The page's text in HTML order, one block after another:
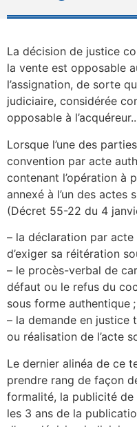
La décision de justice
la vente est opposable
l’assignation, de sorte
judiciaire, considérée
opposable à l’acquéreur..
Lorsque l’une des
convention par acte
contenant l’opération à
annexé à l’un des
(Décret 55-22 du 4
– la déclaration par acte
d’exiger sa réitération
– le procès-verbal de
défaut ou le refus du
sous forme authentique ;
– la demande en
ou réalisation de l’acte
Le dernier alinéa de ce
prendre rang de façon
formalité, la publicité
les 3 ans de la